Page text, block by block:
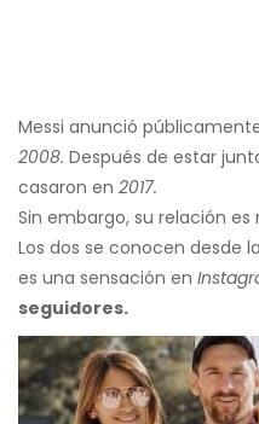
Messi anunció
2008. Después de estar
casaron en 2017.
Sin embargo, su relación
Los dos se conocen desde
es una sensación en
seguidores.